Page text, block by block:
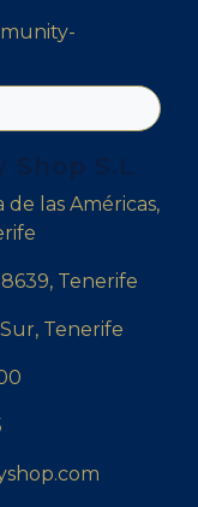
de las Américas,
Tenerife
Tenerife